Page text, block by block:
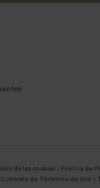
de las cookies | Política de
Contrato de Términos de Uso |